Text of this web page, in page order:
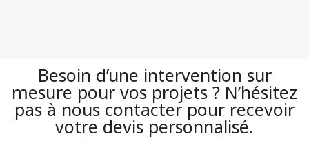
Besoin d’une intervention sur
mesure pour vos projets ? N’hésitez
pas à nous contacter pour recevoir
votre devis personnalisé.